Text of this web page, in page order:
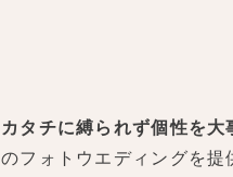
カタチに縛られず個性を大
のフォトウエディングを提